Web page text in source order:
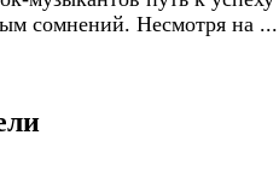
сомнений. Несмотря на ...